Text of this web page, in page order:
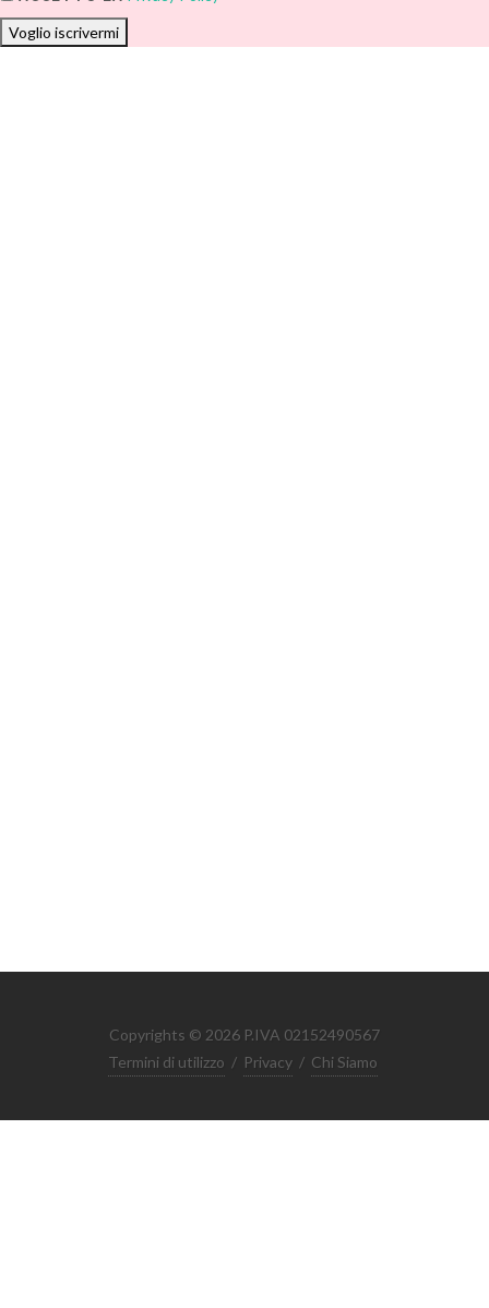
Voglio iscrivermi
Copyrights © 2026 P.IVA 02152490567
Termini di utilizzo / Privacy / Chi Siamo